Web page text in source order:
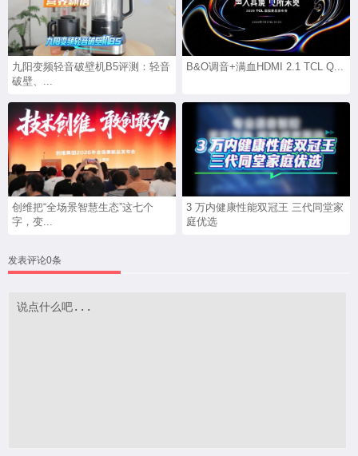
九阳变频轻音破壁机B5评测：轻音
破壁、...
B&O调音+满血HDMI 2.1 TCL Q...
创维把“全场景智慧生态”这七个
字，变...
3 万内健康性能双冠王 三代同堂家
庭优选
发表评论0条